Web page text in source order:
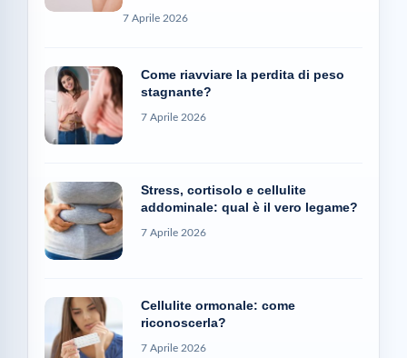
7 Aprile 2026
Come riavviare la perdita di peso
stagnante?
7 Aprile 2026
Stress, cortisolo e cellulite
addominale: qual è il vero legame?
7 Aprile 2026
Cellulite ormonale: come
riconoscerla?
7 Aprile 2026